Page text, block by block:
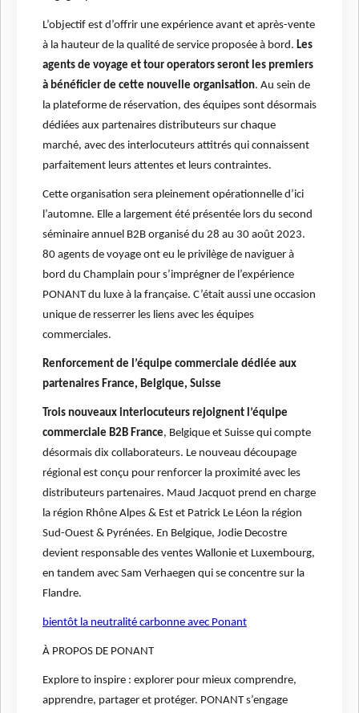
L’objectif est d’offrir une expérience avant et après-vente
à la hauteur de la qualité de service proposée à bord. Les
agents de voyage et tour operators seront les premiers
à bénéficier de cette nouvelle organisation. Au sein de
la plateforme de réservation, des équipes sont désormais
dédiées aux partenaires distributeurs sur chaque
marché, avec des interlocuteurs attitrés qui connaissent
parfaitement leurs attentes et leurs contraintes.
Cette organisation sera pleinement opérationnelle d’ici
l’automne. Elle a largement été présentée lors du second
séminaire annuel B2B organisé du 28 au 30 août 2023.
80 agents de voyage ont eu le privilège de naviguer à
bord du Champlain pour s’imprégner de l’expérience
PONANT du luxe à la française. C’était aussi une occasion
unique de resserrer les liens avec les équipes
commerciales.
Renforcement de l’équipe commerciale dédiée aux
partenaires France, Belgique, Suisse
Trois nouveaux interlocuteurs rejoignent l’équipe
commerciale B2B France, Belgique et Suisse qui compte
désormais dix collaborateurs. Le nouveau découpage
régional est conçu pour renforcer la proximité avec les
distributeurs partenaires. Maud Jacquot prend en charge
la région Rhône Alpes & Est et Patrick Le Léon la région
Sud-Ouest & Pyrénées. En Belgique, Jodie Decostre
devient responsable des ventes Wallonie et Luxembourg,
en tandem avec Sam Verhaegen qui se concentre sur la
Flandre.
bientôt la neutralité carbonne avec Ponant
À PROPOS DE PONANT
Explore to inspire : explorer pour mieux comprendre,
apprendre, partager et protéger. PONANT s’engage